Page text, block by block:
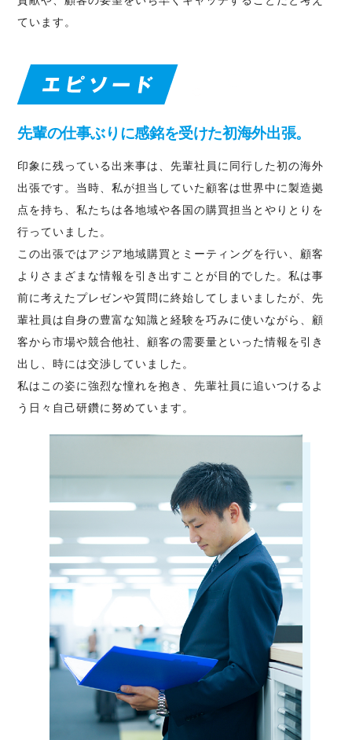
ています。
先輩の仕事ぶりに感銘を受けた初海外出張。
印象に残っている出来事は、先輩社員に同行した初の海外
出張です。当時、私が担当していた顧客は世界中に製造拠
点を持ち、私たちは各地域や各国の購買担当とやりとりを
行っていました。
この出張ではアジア地域購買とミーティングを行い、顧客
よりさまざまな情報を引き出すことが目的でした。私は事
前に考えたプレゼンや質問に終始してしまいましたが、先
輩社員は自身の豊富な知識と経験を巧みに使いながら、顧
客から市場や競合他社、顧客の需要量といった情報を引き
出し、時には交渉していました。
私はこの姿に強烈な憧れを抱き、先輩社員に追いつけるよ
う日々自己研鑽に努めています。